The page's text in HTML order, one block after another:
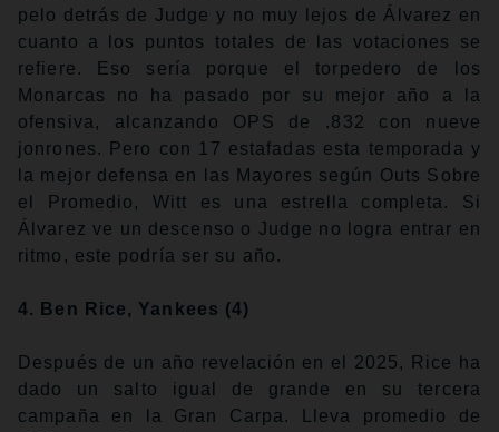
pelo detrás de Judge y no muy lejos de Álvarez en
cuanto a los puntos totales de las votaciones se
refiere. Eso sería porque el torpedero de los
Monarcas no ha pasado por su mejor año a la
ofensiva, alcanzando OPS de .832 con nueve
jonrones. Pero con 17 estafadas esta temporada y
la mejor defensa en las Mayores según Outs Sobre
el Promedio, Witt es una estrella completa. Si
Álvarez ve un descenso o Judge no logra entrar en
ritmo, este podría ser su año.
4. Ben Rice, Yankees (4)
Después de un año revelación en el 2025, Rice ha
dado un salto igual de grande en su tercera
campaña en la Gran Carpa. Lleva promedio de